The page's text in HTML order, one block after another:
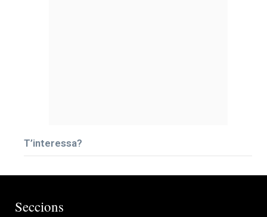
T’interessa?
Seccions